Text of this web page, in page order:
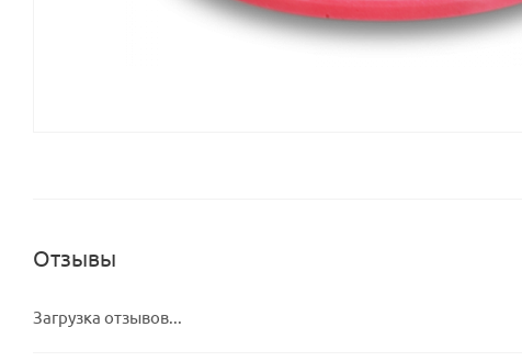
Отзывы
Загрузка отзывов...